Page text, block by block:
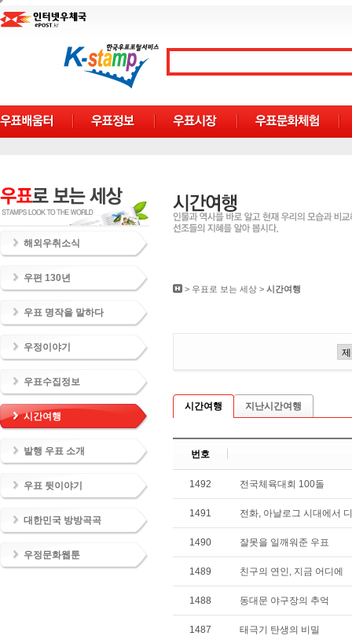
해외우취소식
우편 130년
우표 명작을 말하다
우정이야기
우표수집정보
시간여행
발행 우표 소개
우표 뒷이야기
대한민국 방방곡곡
우정문화웹툰
> 우표로 보는 세상 > 시간여행
시간여행 지난시간여행
번호
1492 전국체육대회 100돌
1491 전화, 아날로그 시대에서
1490 잘못을 일깨워준 우표
1489 친구의 연인, 지금 어디에
1488 동대문 야구장의 추억
1487 태극기 탄생의 비밀